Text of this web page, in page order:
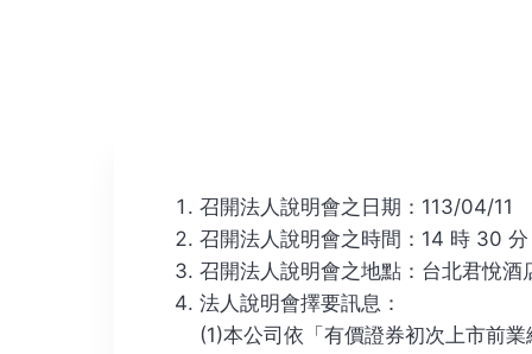
召開法人說明會之日期：113/04/11
召開法人說明會之時間：14 時 30 分
召開法人說明會之地點：台北君悅
法人說明會擇要訊息：
(1)本公司依「有價證券初次上市前